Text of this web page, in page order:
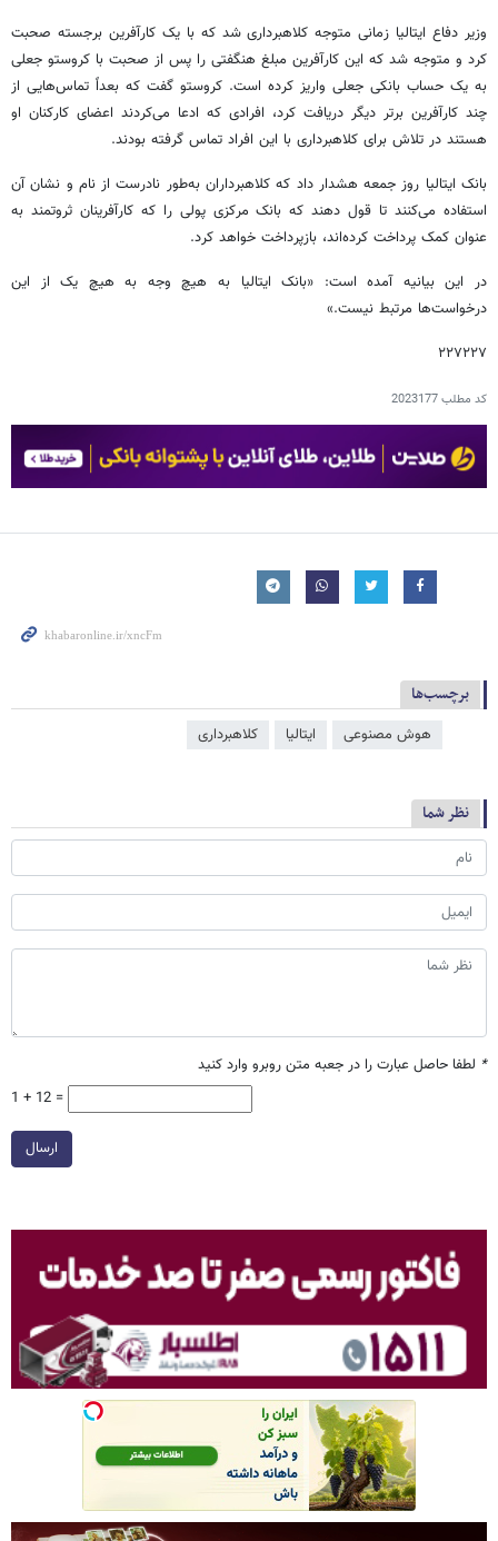
وزیر دفاع ایتالیا زمانی متوجه کلاهبرداری شد که با یک کارآفرین برجسته صحبت
کرد و متوجه شد که این کارآفرین مبلغ هنگفتی را پس از صحبت با کروستو جعلی
به یک حساب بانکی جعلی واریز کرده است. کروستو گفت که بعداً تماس‌هایی از
چند کارآفرین برتر دیگر دریافت کرد، افرادی که ادعا می‌کردند اعضای کارکنان او
هستند در تلاش برای کلاهبرداری با این افراد تماس گرفته بودند.
بانک ایتالیا روز جمعه هشدار داد که کلاهبرداران به‌طور نادرست از نام و نشان آن
استفاده می‌کنند تا قول دهند که بانک مرکزی پولی را که کارآفرینان ثروتمند به
عنوان کمک پرداخت کرده‌اند، بازپرداخت خواهد کرد.
در این بیانیه آمده است: «بانک ایتالیا به هیچ وجه به هیچ یک از این
درخواست‌ها مرتبط نیست.»
۲۲۷۲۲۷
کد مطلب2023177
برچسب‌ها
هوش مصنوعی ایتالیا کلاهبرداری
نظر شما
* لطفا حاصل عبارت را در جعبه متن روبرو وارد کنید
1 + 12 =
ارسال